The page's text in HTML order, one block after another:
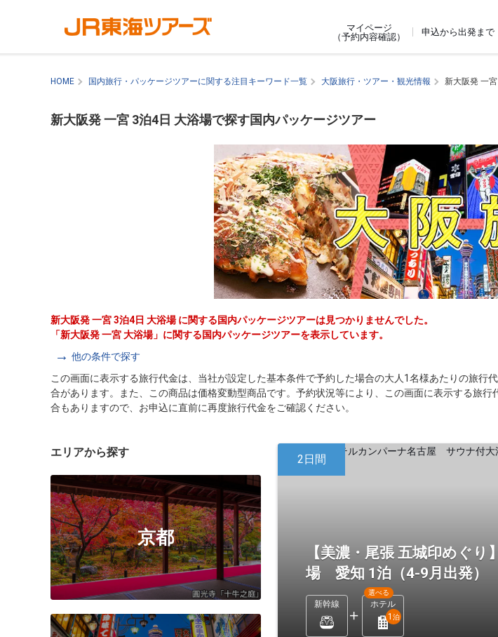
マイページ
（予約内容確認）
申込から出発まで
HOME 国内旅行・パッケージツアーに関する注目キーワード一覧 大阪旅行・ツアー・観光情報 新大阪発 一
新大阪発 一宮 3泊4日 大浴場で探す国内パッケージツアー
新大阪発 一宮 3泊4日 大浴場 に関する国内パッケージツアーは見つかりませんでした。
「新大阪発 一宮 大浴場」に関する国内パッケージツアーを表示しています。
他の条件で探す
この画面に表示する旅行代金は、当社が設定した基本条件で予約した場合の大人1名様あたりの旅
合があります。また、この商品は価格変動型商品です。予約状況等により、この画面に表示する旅
合もありますので、お申込に直前に再度旅行代金をご確認ください。
エリアから探す
京都
2日間
【美濃・尾張 五城印めぐ
場 愛知 1泊（4-9月出発）
新幹線 ホテル
選べる
1 泊